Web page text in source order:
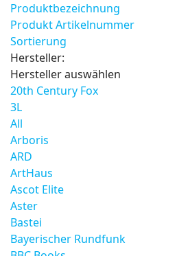
Produktbezeichnung
Produkt Artikelnummer
Sortierung
Hersteller:
Hersteller auswählen
20th Century Fox
3L
All
Arboris
ARD
ArtHaus
Ascot Elite
Aster
Bastei
Bayerischer Rundfunk